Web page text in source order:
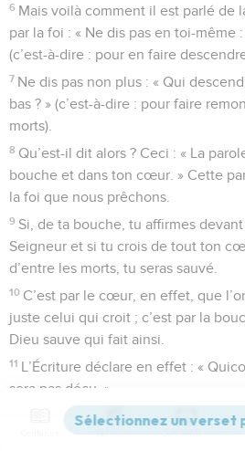
6 Mais voilà comment il est parlé de
par la foi : « Ne dis pas en toi-même
(c’est-à-dire : pour en faire
7 Ne dis pas non plus : « Qui
bas ? » (c’est-à-dire : pour faire
morts).
8 Qu’est-il dit alors ? Ceci : « La
bouche et dans ton cœur. » Cette
la foi que nous prêchons.
9 Si, de ta bouche, tu affirmes
Seigneur et si tu crois de tout ton
d’entre les morts, tu seras sauvé.
10 C’est par le cœur, en effet, que
juste celui qui croit ; c’est par la
Dieu sauve qui fait ainsi.
11 L’Écriture déclare en effet : «
sera pas déçu. »
Ainsi, il n’y a pas de différence
Juifs : ils ont tous le même Seigneur
Versions Commentaires